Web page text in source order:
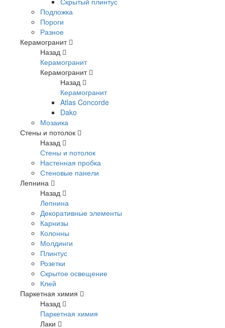
Подложка
Пороги
Разное
Керамогранит
Назад
Керамогранит
Керамогранит
Назад
Керамогранит
Atlas Concorde
Dako
Мозаика
Стены и потолок
Назад
Стены и потолок
Настенная пробка
Стеновые панели
Лепнина
Назад
Лепнина
Декоративные элементы
Карнизы
Колонны
Молдинги
Плинтус
Розетки
Скрытое освещение
Клей
Паркетная химия
Назад
Паркетная химия
Лаки